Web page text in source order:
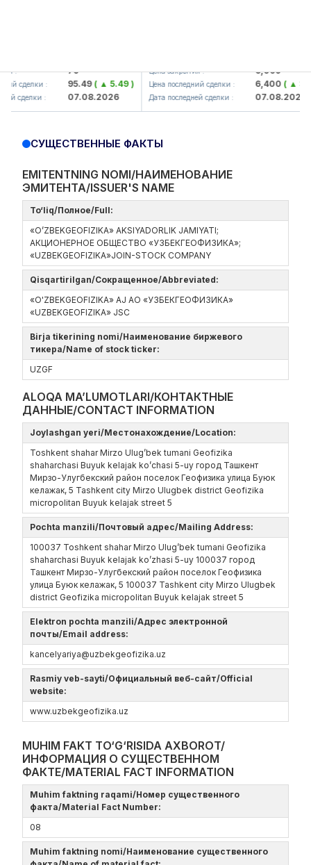
79
: 95.49( ▲ 5.49 )
: 07.08.2026
Цена закрытия : 6,099
Цена последний сделки : 6,400( ▲ 300.04
Дата последней сделки : 07.08.2026
СУЩЕСТВЕННЫЕ ФАКТЫ
EMITENTNING NOMI/НАИМЕНОВАНИЕ
ЭМИТЕНТА/ISSUER'S NAME
To‘liq/Полное/Full:
«O’ZBEKGEOFIZIKA» AKSIYADORLIK JAMIYATI;
АКЦИОНЕРНОЕ ОБЩЕСТВО «УЗБЕКГЕОФИЗИКА»;
«UZBEKGEOFIZIKA»JOIN-STOCК COMPANY
Qisqartirilgan/Сокращенное/Abbreviated:
«O'ZBEKGEOFIZIKA» AJ АО «УЗБЕКГЕОФИЗИКА»
«UZBEKGEOFIZIKA» JSC
Birja tikerining nomi/Наименование биржевого
тикера/Name of stock ticker:
UZGF
ALOQA MA’LUMOTLARI/КОНТАКТНЫЕ
ДАННЫЕ/CONTACT INFORMATION
Joylashgan yeri/Местонахождение/Location:
Toshkent shahar Mirzo Ulug’bek tumani Geofizika
shaharchasi Buyuk kelajak ko’сhasi 5-uy город Ташкент
Мирзо-Улугбекский район поселок Геофизика улица Буюк
келажак, 5 Tashkent city Mirzo Ulugbek district Geofizika
micropolitan Buyuk kelajak street 5
Pochta manzili/Почтовый адрес/Mailing Address:
100037 Toshkent shahar Mirzo Ulug’bek tumani Geofizika
shaharchasi Buyuk kelajak ko’zhasi 5-uy 100037 город
Ташкент Мирзо-Улугбекский район поселок Геофизика
улица Буюк келажак, 5 100037 Tashkent city Mirzo Ulugbek
district Geofizika micropolitan Buyuk kelajak street 5
Elektron pochta manzili/Адрес электронной
почты/Email address:
kancelyariya@uzbekgeofizika.uz
Rasmiy veb-sayti/Официальный веб-сайт/Official
website:
www.uzbekgeofizika.uz
MUHIM FAKT TO‘G‘RISIDA AXBOROT/
ИНФОРМАЦИЯ О СУЩЕСТВЕННОМ
ФАКТЕ/MATERIAL FACT INFORMATION
Muhim faktning raqami/Номер существенного
факта/Material Fact Number:
08
Muhim faktning nomi/Наименование существенного